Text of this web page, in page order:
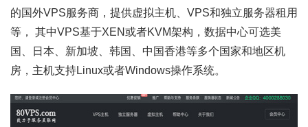
的国外VPS服务商，提供虚拟主机、VPS和独立服务器租用
等， 其中VPS基于XEN或者KVM架构，数据中心可选美
国、日本、新加坡、韩国、中国香港等多个国家和地区机
房，主机支持Linux或者Windows操作系统。